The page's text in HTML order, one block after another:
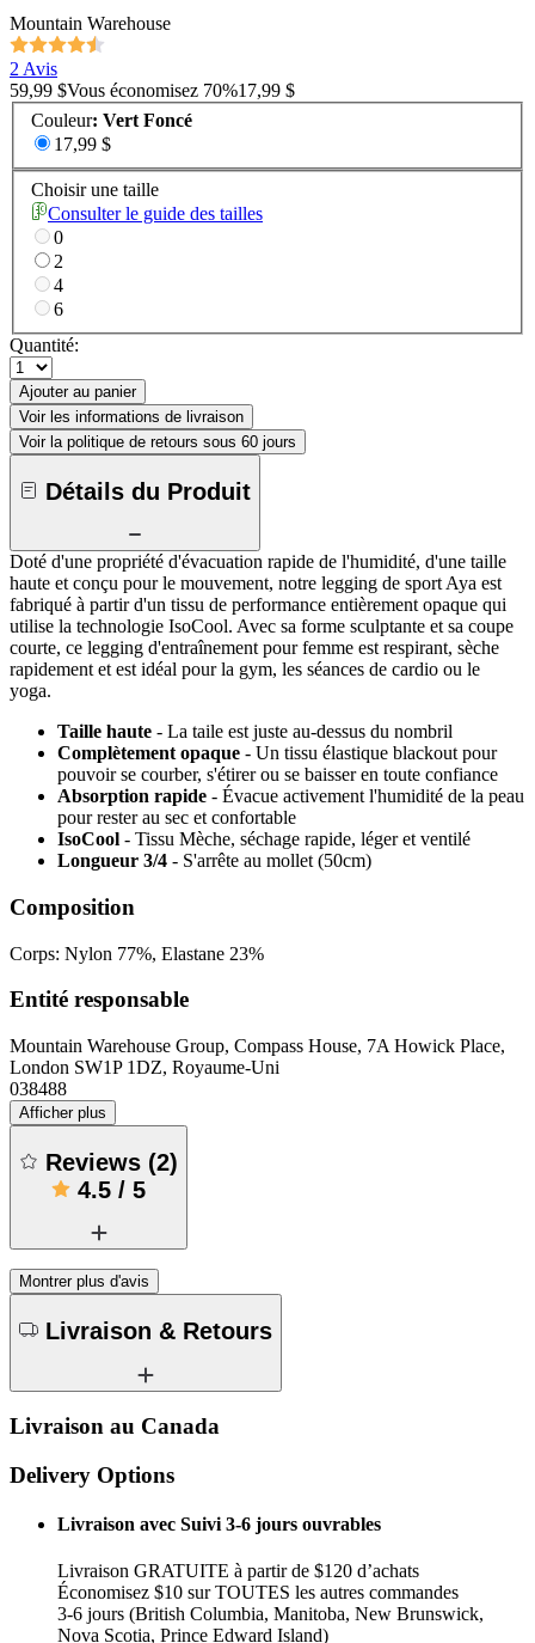
Mountain Warehouse
2 Avis
59,99 $Vous économisez 70%17,99 $
Couleur: Vert Foncé
17,99 $
Choisir une taille
Consulter le guide des tailles
0
2
4
6
Quantité:
Ajouter au panier
Voir les informations de livraison
Voir la politique de retours sous 60 jours
Détails du Produit
Doté d'une propriété d'évacuation rapide de l'humidité, d'une taille
haute et conçu pour le mouvement, notre legging de sport Aya est
fabriqué à partir d'un tissu de performance entièrement opaque qui
utilise la technologie IsoCool. Avec sa forme sculptante et sa coupe
courte, ce legging d'entraînement pour femme est respirant, sèche
rapidement et est idéal pour la gym, les séances de cardio ou le
yoga.
Taille haute - La taile est juste au-dessus du nombril
Complètement opaque - Un tissu élastique blackout pour
pouvoir se courber, s'étirer ou se baisser en toute confiance
Absorption rapide - Évacue activement l'humidité de la peau
pour rester au sec et confortable
IsoCool - Tissu Mèche, séchage rapide, léger et ventilé
Longueur 3/4 - S'arrête au mollet (50cm)
Composition
Corps: Nylon 77%, Elastane 23%
Entité responsable
Mountain Warehouse Group, Compass House, 7A Howick Place,
London SW1P 1DZ, Royaume-Uni
038488
Afficher plus
Reviews (2)
4.5 / 5
Montrer plus d'avis
Livraison & Retours
Livraison au Canada
Delivery Options
Livraison avec Suivi 3-6 jours ouvrables
Livraison GRATUITE à partir de $120 d’achats
Économisez $10 sur TOUTES les autres commandes
3-6 jours (British Columbia, Manitoba, New Brunswick,
Nova Scotia, Prince Edward Island)